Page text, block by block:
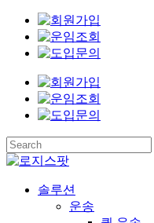
Skip
content
Close
Menu
솔루션
운송